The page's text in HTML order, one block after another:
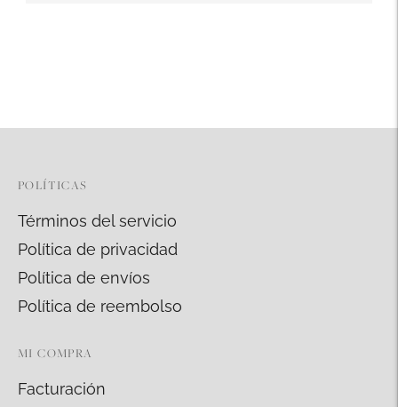
POLÍTICAS
Términos del servicio
Política de privacidad
Política de envíos
Política de reembolso
MI COMPRA
Facturación